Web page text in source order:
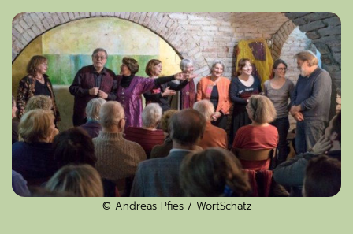
© Andreas Pfies / WortSchatz